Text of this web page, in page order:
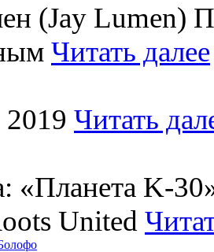
(Jay Lumen)
Читать далее
Читать
«Планета K-
United